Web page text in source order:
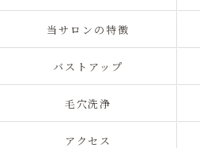
当サロンの特徴
バストアップ
毛穴洗浄
アクセス